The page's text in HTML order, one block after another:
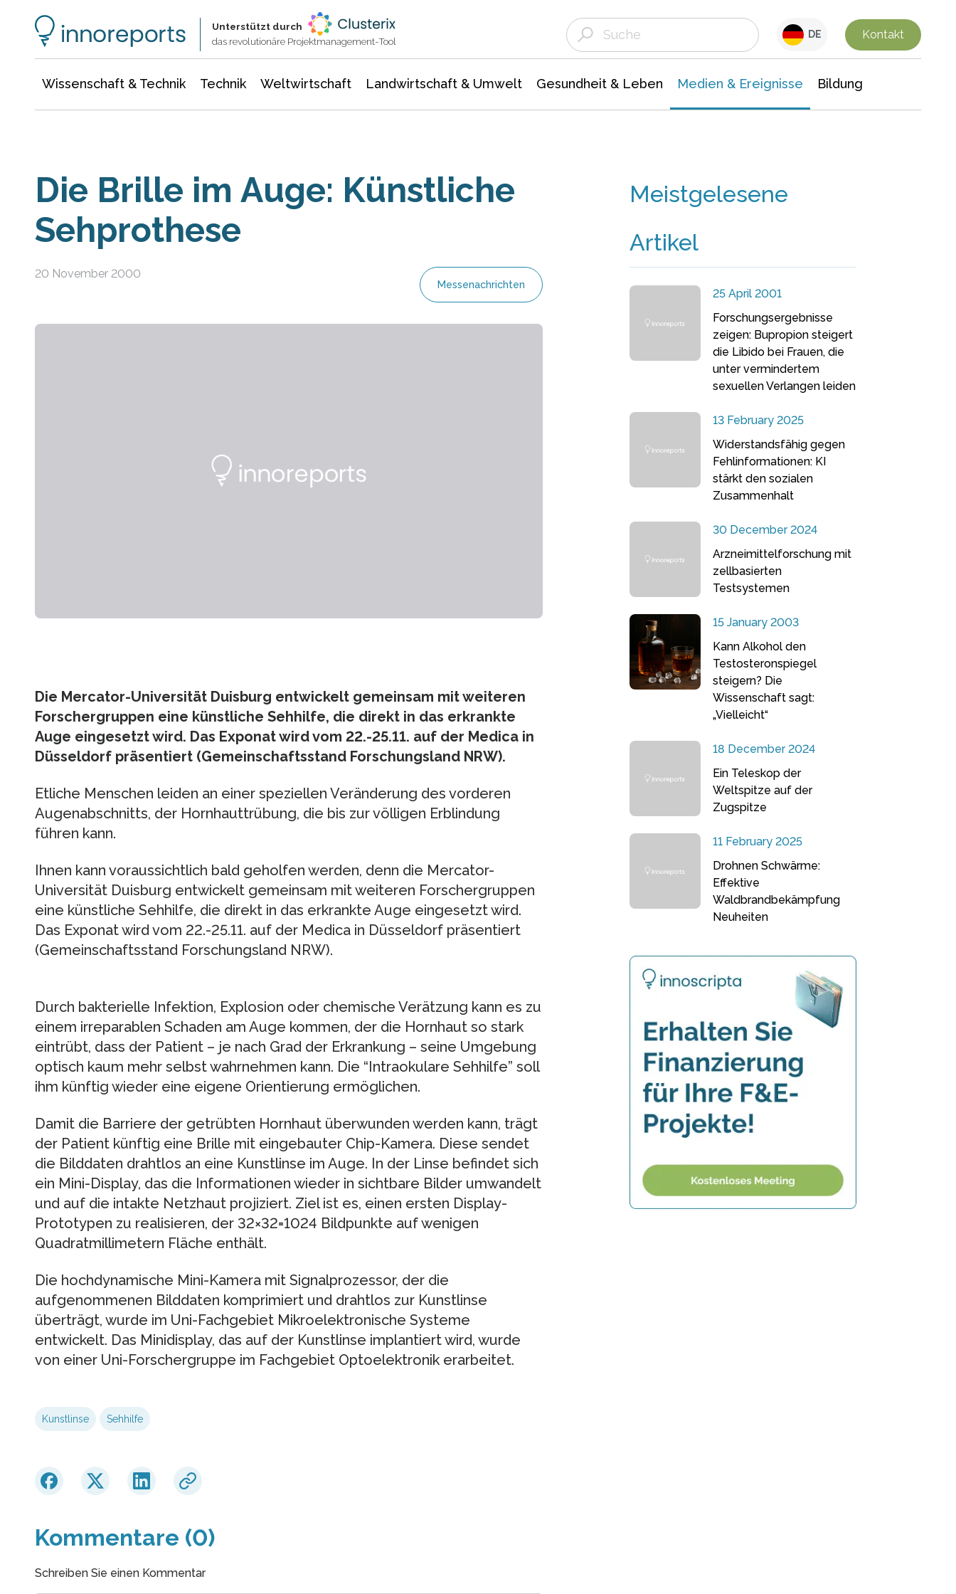
Unterstützt durch
das revolutionäre Projektmanagement-Tool
DE Kontakt
Wissenschaft & Technik Technik Weltwirtschaft Landwirtschaft & Umwelt Gesundheit & Leben Medien & Ereignisse Bildung
Die Brille im Auge: Künstliche
Sehprothese
20 November 2000
Messenachrichten
Die Mercator-Universität Duisburg entwickelt gemeinsam mit weiteren
Forschergruppen eine künstliche Sehhilfe, die direkt in das erkrankte
Auge eingesetzt wird. Das Exponat wird vom 22.-25.11. auf der Medica in
Düsseldorf präsentiert (Gemeinschaftsstand Forschungsland NRW).
Etliche Menschen leiden an einer speziellen Veränderung des vorderen
Augenabschnitts, der Hornhauttrübung, die bis zur völligen Erblindung
führen kann.
Ihnen kann voraussichtlich bald geholfen werden, denn die Mercator-
Universität Duisburg entwickelt gemeinsam mit weiteren Forschergruppen
eine künstliche Sehhilfe, die direkt in das erkrankte Auge eingesetzt wird.
Das Exponat wird vom 22.-25.11. auf der Medica in Düsseldorf präsentiert
(Gemeinschaftsstand Forschungsland NRW).
Durch bakterielle Infektion, Explosion oder chemische Verätzung kann es zu
einem irreparablen Schaden am Auge kommen, der die Hornhaut so stark
eintrübt, dass der Patient – je nach Grad der Erkrankung – seine Umgebung
optisch kaum mehr selbst wahrnehmen kann. Die “Intraokulare Sehhilfe” soll
ihm künftig wieder eine eigene Orientierung ermöglichen.
Damit die Barriere der getrübten Hornhaut überwunden werden kann, trägt
der Patient künftig eine Brille mit eingebauter Chip-Kamera. Diese sendet
die Bilddaten drahtlos an eine Kunstlinse im Auge. In der Linse befindet sich
ein Mini-Display, das die Informationen wieder in sichtbare Bilder umwandelt
und auf die intakte Netzhaut projiziert. Ziel ist es, einen ersten Display-
Prototypen zu realisieren, der 32×32=1024 Bildpunkte auf wenigen
Quadratmillimetern Fläche enthält.
Die hochdynamische Mini-Kamera mit Signalprozessor, der die
aufgenommenen Bilddaten komprimiert und drahtlos zur Kunstlinse
überträgt, wurde im Uni-Fachgebiet Mikroelektronische Systeme
entwickelt. Das Minidisplay, das auf der Kunstlinse implantiert wird, wurde
von einer Uni-Forschergruppe im Fachgebiet Optoelektronik erarbeitet.
Kunstlinse Sehhilfe
Kommentare (0)
Schreiben Sie einen Kommentar
Meistgelesene
Artikel
25 April 2001
Forschungsergebnisse
zeigen: Bupropion steigert
die Libido bei Frauen, die
unter vermindertem
sexuellen Verlangen leiden
13 February 2025
Widerstandsfähig gegen
Fehlinformationen: KI
stärkt den sozialen
Zusammenhalt
30 December 2024
Arzneimittelforschung mit
zellbasierten
Testsystemen
15 January 2003
Kann Alkohol den
Testosteronspiegel
steigern? Die
Wissenschaft sagt:
„Vielleicht“
18 December 2024
Ein Teleskop der
Weltspitze auf der
Zugspitze
11 February 2025
Drohnen Schwärme:
Effektive
Waldbrandbekämpfung
Neuheiten